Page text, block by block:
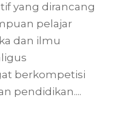
yang dirancang
pelajar
dan ilmu
berkompetisi
pendidikan....